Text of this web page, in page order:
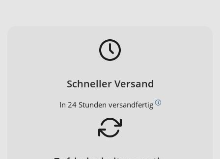
Schneller Versand
In 24 Stunden versandfertig